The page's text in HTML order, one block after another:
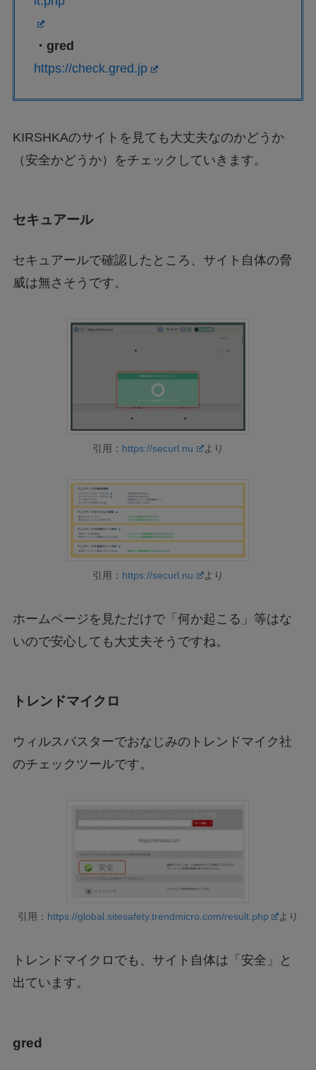
・gred
https://check.gred.jp
KIRSHKAのサイトを見ても大丈夫なのかどうか
（安全かどうか）をチェックしていきます。
セキュアール
セキュアールで確認したところ、サイト自体の脅
威は無さそうです。
引用： https://securl.nu より
引用： https://securl.nu より
ホームページを見ただけで「何か起こる」等はな
いので安心しても大丈夫そうですね。
トレンドマイクロ
ウィルスバスターでおなじみのトレンドマイク社
のチェックツールです。
引用： https://global.sitesafety.trendmicro.com/result.php より
トレンドマイクロでも、サイト自体は「安全」と
出ています。
gred